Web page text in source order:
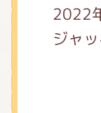
2022
ジャ